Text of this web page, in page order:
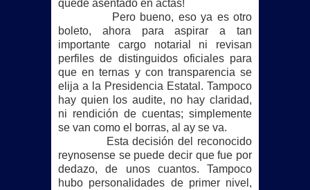
quede asentado en actas!
Pero bueno, eso ya es otro
boleto, ahora para aspirar a tan
importante cargo notarial ni revisan
perfiles de distinguidos oficiales para
que en ternas y con transparencia se
elija a la Presidencia Estatal. Tampoco
hay quien los audite, no hay claridad,
ni rendición de cuentas; simplemente
se van como el borras, al ay se va.
Esta decisión del reconocido
reynosense se puede decir que fue por
dedazo, de unos cuantos. Tampoco
hubo personalidades de primer nivel,